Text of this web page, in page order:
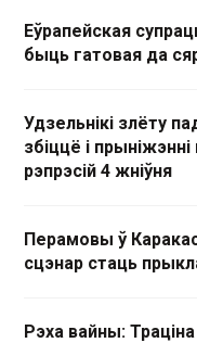
Еўрапейская
быць гатовая да
Удзельнікі злёту
збіццё і
рэпрэсій 4 жніўня
Перамовы ў
сцэнар стаць
Рэха вайны: Траціна